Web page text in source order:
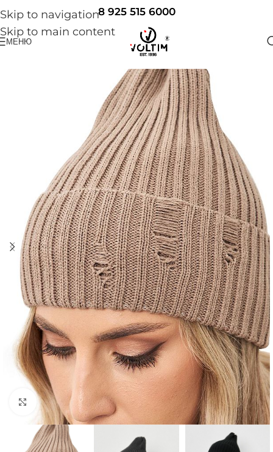
Skip to navigation
Skip to main content
8 925 515 6000
МЕНЮ
Нажмите, чтобы увеличить